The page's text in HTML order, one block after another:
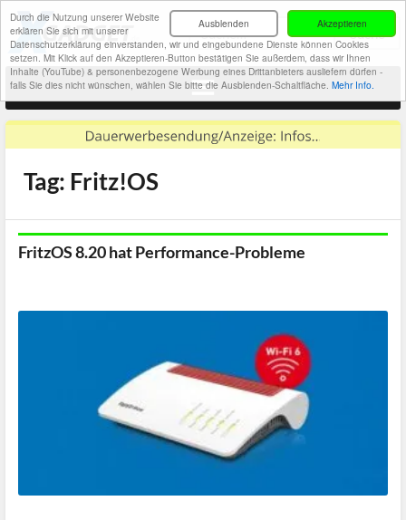
Akzeptieren
Ausblenden
Durch die Nutzung unserer Website
erklären Sie sich mit unserer
Datenschutzerklärung einverstanden, wir und eingebundene Dienste können Cookies
setzen. Mit Klick auf den Akzeptieren-Button bestätigen Sie außerdem, dass wir Ihnen
Inhalte (YouTube) & personenbezogene Werbung eines Drittanbieters ausliefern dürfen -
falls Sie dies nicht wünschen, wählen Sie bitte die Ausblenden-Schaltfläche. Mehr Info.
Tag: Fritz!OS
FritzOS 8.20 hat Performance-Probleme